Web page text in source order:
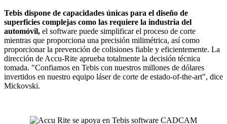
Tebis dispone de capacidades únicas para el diseño de
superficies complejas como las requiere la industria del
automóvil, el software puede simplificar el proceso de corte
mientras que proporciona una precisión milimétrica, así como
proporcionar la prevención de colisiones fiable y eficientemente. La
dirección de Accu-Rite aprueba totalmente la decisión técnica
tomada. "Confiamos en Tebis con nuestros millones de dólares
invertidos en nuestro equipo láser de corte de estado-of-the-art", dice
Mickovski.